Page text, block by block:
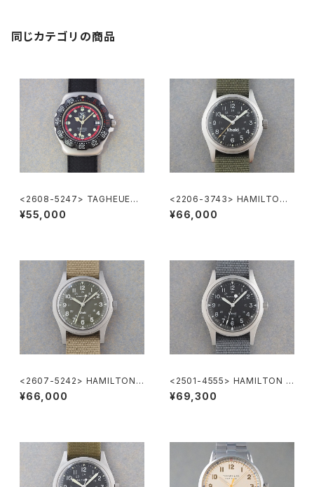
同じカテゴリの商品
<2608-5247> TAGHEUER
FORMULA1
¥55,000
<2206-3743> HAMILTON
Khaki
¥66,000
<2607-5242> HAMILTON
Khaki Nature
¥66,000
<2501-4555> HAMILTON K
haki
¥69,300